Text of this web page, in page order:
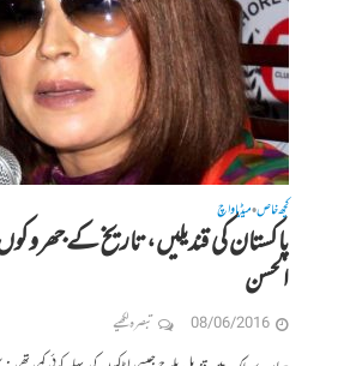
کچھ خاص•میڈیا واچ
پاکستان کی قندیلیں، تاریخ کے
الحسن
08/06/2016 تبصرہ لکھیے